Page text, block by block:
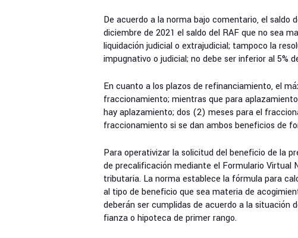
De acuerdo a la norma bajo comentario, el saldo
diciembre de 2021 el saldo del RAF que no sea
liquidación judicial o extrajudicial; tampoco la
impugnativo o judicial; no debe ser inferior al 5%
En cuanto a los plazos de refinanciamiento, el
fraccionamiento; mientras que para
hay aplazamiento; dos (2) meses para el
fraccionamiento si se dan ambos beneficios de
Para operativizar la solicitud del beneficio de la
de precalificación mediante el Formulario Virtual
tributaria. La norma establece la fórmula para
al tipo de beneficio que sea materia de
deberán ser cumplidas de acuerdo a la
fianza o hipoteca de primer rango.